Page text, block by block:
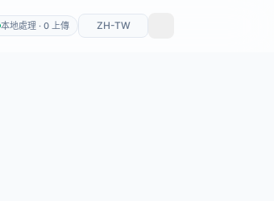
本地處理 · 0 上傳 ZH-TW